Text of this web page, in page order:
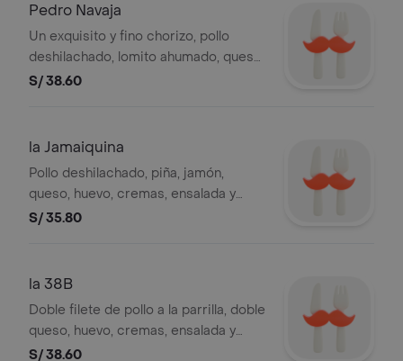
Pedro Navaja
Un exquisito y fino chorizo, pollo
deshilachado, lomito ahumado, queso,
huevo , cremas, ensalada y papas al
S/ 38.60
la Jamaiquina
Pollo deshilachado, piña, jamón,
queso, huevo, cremas, ensalada y
papas al hilo.
S/ 35.80
la 38B
Doble filete de pollo a la parrilla, doble
queso, huevo, cremas, ensalada y
papas al hilo.
S/ 38.60